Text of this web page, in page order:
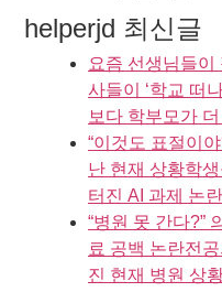
helperjd 최신글
요즘 선생님들이
사들이 ‘학교 떠
보다 학부모가
“이것도 표절이
난 현재 상황학
터진 AI 과제 논란
“병원 못 간다?”
료 공백 논란전
진 현재 병원 상